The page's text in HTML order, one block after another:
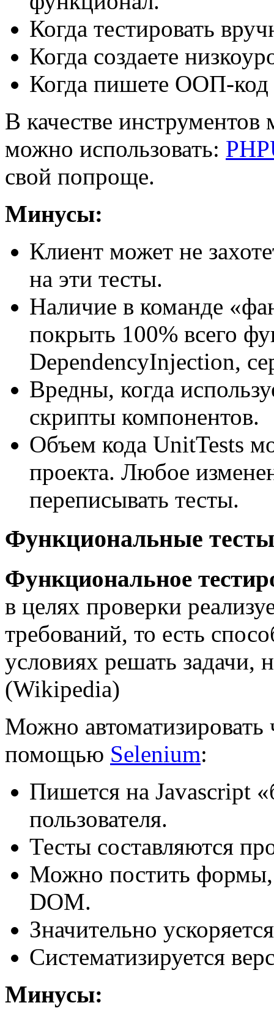
Когда тестировать
Когда создаете
Когда пишете ООП-код
В качестве инструментов
можно использовать:
свой попроще.
Минусы:
Клиент может не
на эти тесты.
Наличие в команде
покрыть 100% всего
DependencyInjection,
Вредны, когда
скрипты компонентов.
Объем кода UnitTests
проекта. Любое
переписывать тесты.
Функциональные
Функциональное
в целях проверки
требований, то есть
условиях решать задачи,
(Wikipedia)
Можно автоматизировать
помощью Selenium:
Пишется на Javascript
пользователя.
Тесты составляются
Можно постить формы,
DOM.
Значительно
Систематизируется
Минусы: